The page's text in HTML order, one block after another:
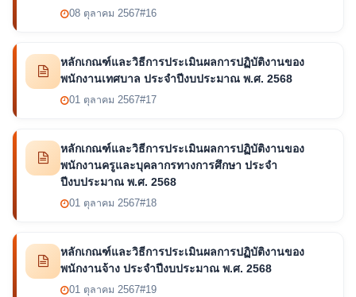
08 ตุลาคม 2567#16
หลักเกณฑ์และวิธีการประเมินผลการปฏิบัติงานของ
พนักงานเทศบาล ประจำปีงบประมาณ พ.ศ. 2568
01 ตุลาคม 2567#17
หลักเกณฑ์และวิธีการประเมินผลการปฏิบัติงานของ
พนักงานครูและบุคลากรทางการศึกษา ประจำ
ปีงบประมาณ พ.ศ. 2568
01 ตุลาคม 2567#18
หลักเกณฑ์และวิธีการประเมินผลการปฏิบัติงานของ
พนักงานจ้าง ประจำปีงบประมาณ พ.ศ. 2568
01 ตุลาคม 2567#19